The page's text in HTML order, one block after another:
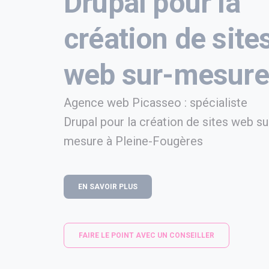
création de
web sur-mesure
Agence web Picasseo : spécialiste
Drupal pour la création de sites web
mesure à Pleine-Fougères
EN SAVOIR PLUS
FAIRE LE POINT AVEC UN CONSEILLER